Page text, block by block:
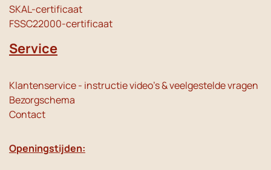
SKAL-certificaat
FSSC22000-certificaat
Service
Klantenservice - instructie video's & veelgestelde vragen
Bezorgschema
Contact
Openingstijden: